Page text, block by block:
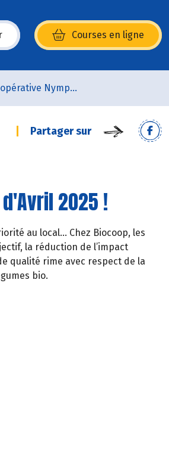
Courses en ligne
fenêtre)
Coopérative Nymphéa
Partager sur
2025 !
au local… Chez Biocoop, les
la réduction de l’impact
qualité rime avec respect de la
bio.